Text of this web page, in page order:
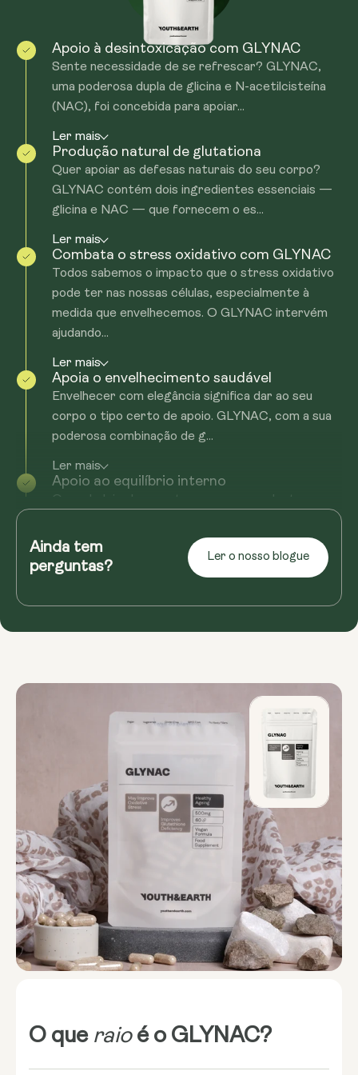
oxidativo aumentando a produção de glutatião, um
poderoso antioxidante. O glutatião neutraliza os radicais
livres, reduzindo o stress oxidativo e protegendo as
células dos danos potenciais. Ao fornecer os
aminoácidos essenciais, glicina e NAC, GLYNAC apoia
este sistema de defesa natural, promovendo uma
função celular mais saudável e um equilíbrio geral.
ajudar a manter a saúde e o equilíbrio celular, mantendo
os processos do seu corpo a funcionar no seu melhor.
pelo organismo. Portanto, pode escolher um ou outro,
pois não é necessário tomar os dois. Se tiver alguma
dúvida, entre em contacto connosco através do e-mail
support@youthandearth.com e teremos todo o prazer
em ajudá-lo.
Apoio à desintoxicação com GLYNAC
Sente necessidade de se refrescar? GLYNAC,
uma poderosa dupla de glicina e N-acetilcisteína
(NAC), foi concebida para apoiar...
Ler mais
Produção natural de glutationa
Quer apoiar as defesas naturais do seu corpo?
GLYNAC contém dois ingredientes essenciais —
glicina e NAC — que fornecem o es...
Ler mais
Combata o stress oxidativo com GLYNAC
Todos sabemos o impacto que o stress oxidativo
pode ter nas nossas células, especialmente à
medida que envelhecemos. O GLYNAC intervém
ajudando...
Ler mais
Apoia o envelhecimento saudável
Envelhecer com elegância significa dar ao seu
corpo o tipo certo de apoio. GLYNAC, com a sua
poderosa combinação de g...
Ler mais
Apoio ao equilíbrio interno
O verdadeiro bem-estar começa por dentro, e o
esse equilíbrio interno. Ao apoiar a glutationa...
Ler mais
Ainda tem
perguntas?
Ler o nosso blogue
O que raioé o GLYNAC?